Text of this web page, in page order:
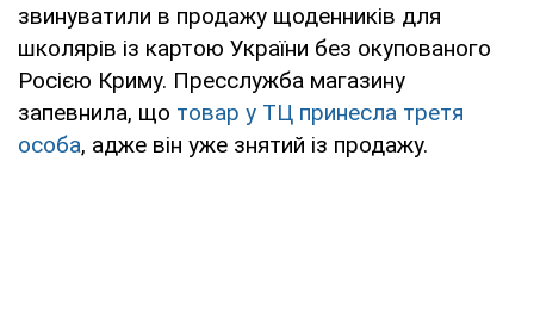
звинуватили в продажу щоденників для
школярів із картою України без окупованого
Росією Криму. Пресслужба магазину
запевнила, що товар у ТЦ принесла третя
особа, адже він уже знятий із продажу.